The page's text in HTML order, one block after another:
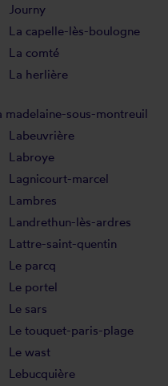
Journy
La capelle-lès-boulogne
La comté
La herlière
madelaine-sous-montreuil
Labeuvrière
Labroye
Lagnicourt-marcel
Lambres
Landrethun-lès-ardres
Lattre-saint-quentin
Le parcq
Le portel
Le sars
Le touquet-paris-plage
Le wast
Lebucquière